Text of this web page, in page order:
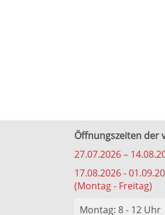
Öffnungszeiten der
27.07.2026 –
17.08.2026 -
(Montag - Freitag)
Montag: 8 - 12